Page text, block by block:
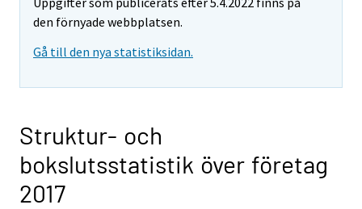
den förnyade webbplatsen.
Gå till den nya statistiksidan.
Struktur- och
bokslutsstatistik över företag
2017